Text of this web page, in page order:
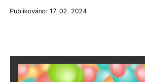
Publikováno: 17. 02. 2024